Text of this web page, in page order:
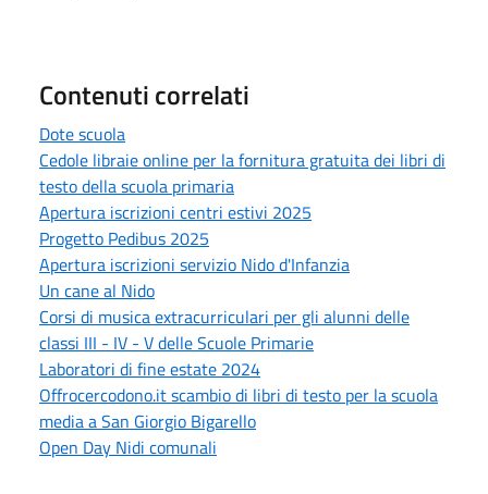
Contenuti correlati
Dote scuola
Cedole libraie online per la fornitura gratuita dei libri di
testo della scuola primaria
Apertura iscrizioni centri estivi 2025
Progetto Pedibus 2025
Apertura iscrizioni servizio Nido d'Infanzia
Un cane al Nido
Corsi di musica extracurriculari per gli alunni delle
classi III - IV - V delle Scuole Primarie
Laboratori di fine estate 2024
Offrocercodono.it scambio di libri di testo per la scuola
media a San Giorgio Bigarello
Open Day Nidi comunali